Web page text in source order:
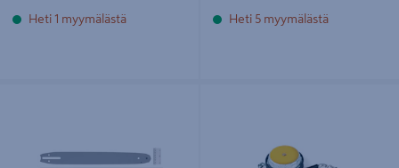
Heti 1 myymälästä Heti 5 myymälästä